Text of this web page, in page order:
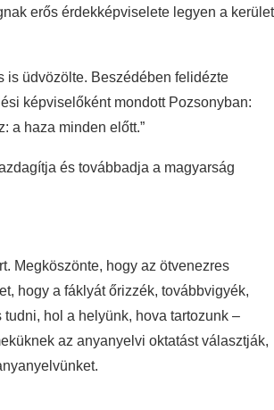
erős érdekképviselete legyen a
is üdvözölte. Beszédében felidézte
képviselőként mondott Pozsonyban:
a haza minden előtt.”
és továbbadja a magyarság
Megköszönte, hogy az ötvenezres
hogy a fáklyát őrizzék, továbbvigyék,
hol a helyünk, hova tartozunk –
az anyanyelvi oktatást választják,